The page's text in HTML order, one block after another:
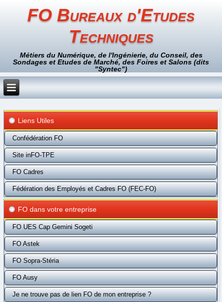
FO Bureaux d'Etudes
Techniques
Métiers du Numérique, de l'Ingénierie, du Conseil, des
Sondages et Etudes de Marché, des Foires et Salons (dits
"Syntec")
Liens Utiles
Confédération FO
Site inFO-TPE
FO Cadres
Fédération des Employés et Cadres FO (FEC-FO)
FO dans votre entreprise
FO UES Cap Gemini Sogeti
FO Astek
FO Sopra-Stéria
FO Ausy
Je ne trouve pas de lien FO de mon entreprise ?